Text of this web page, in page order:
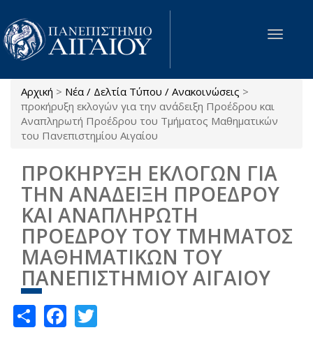
Παράκαμψη προς το κυρίως περιεχόμενο
Toggle
Είστε εδώ
Αρχική > Νέα / Δελτία Τύπου / Ανακοινώσεις >
προκήρυξη εκλογών για την ανάδειξη Προέδρου και
Αναπληρωτή Προέδρου του Τμήματος Μαθηματικών
του Πανεπιστημίου Αιγαίου
ΠΡΟΚΗΡΥΞΗ ΕΚΛΟΓΩΝ ΓΙΑ
ΤΗΝ ΑΝΑΔΕΙΞΗ ΠΡΟΕΔΡΟΥ
ΚΑΙ ΑΝΑΠΛΗΡΩΤΗ
ΠΡΟΕΔΡΟΥ ΤΟΥ ΤΜΗΜΑΤΟΣ
ΜΑΘΗΜΑΤΙΚΩΝ ΤΟΥ
ΠΑΝΕΠΙΣΤΗΜΙΟΥ ΑΙΓΑΙΟΥ
ShareFacebook